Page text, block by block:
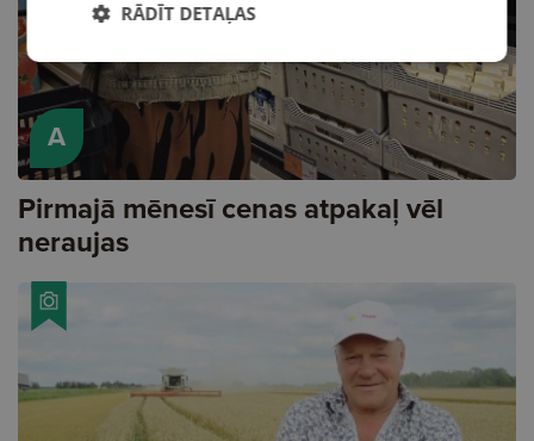
A
Pirmajā mēnesī cenas atpakaļ vēl
neraujas
RĀDĪT DETAĻAS